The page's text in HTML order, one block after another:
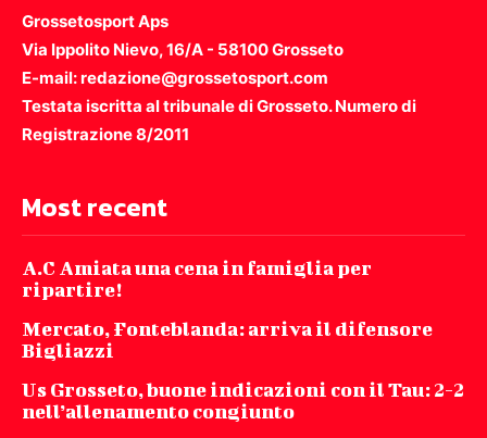
Grossetosport Aps
Via Ippolito Nievo, 16/A - 58100 Grosseto
E-mail: redazione@grossetosport.com
Testata iscritta al tribunale di Grosseto. Numero di
Registrazione 8/2011
Most recent
A.C Amiata una cena in famiglia per
ripartire!
Mercato, Fonteblanda: arriva il difensore
Bigliazzi
Us Grosseto, buone indicazioni con il Tau: 2-2
nell’allenamento congiunto